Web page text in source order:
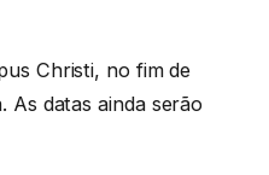
Christi, no fim de
As datas ainda serão